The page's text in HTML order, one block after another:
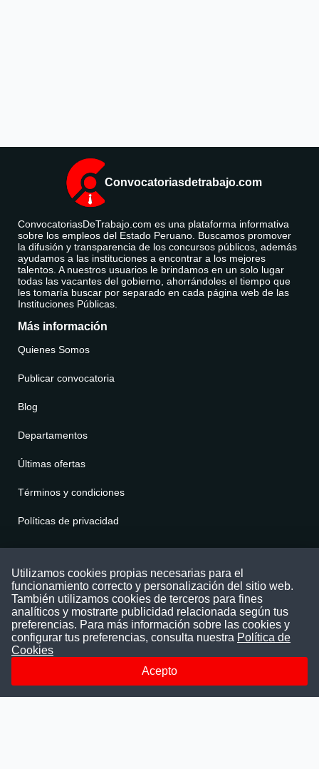
Convocatoriasdetrabajo.com
ConvocatoriasDeTrabajo.com es una plataforma informativa
sobre los empleos del Estado Peruano. Buscamos promover
la difusión y transparencia de los concursos públicos, además
ayudamos a las instituciones a encontrar a los mejores
talentos. A nuestros usuarios le brindamos en un solo lugar
todas las vacantes del gobierno, ahorrándoles el tiempo que
les tomaría buscar por separado en cada página web de las
Instituciones Públicas.
Más información
Quienes Somos
Publicar convocatoria
Blog
Departamentos
Últimas ofertas
Términos y condiciones
Políticas de privacidad
Puede comunicarse con nosotros a través
nuestras redes sociales o del correo:
contacto@convocatoriasdetrabajo.com
Siguenos en:
Utilizamos cookies propias necesarias para el
funcionamiento correcto y personalización del sitio web.
También utilizamos cookies de terceros para fines
analíticos y mostrarte publicidad relacionada según tus
preferencias. Para más información sobre las cookies y
configurar tus preferencias, consulta nuestra Política de
Cookies
Acepto